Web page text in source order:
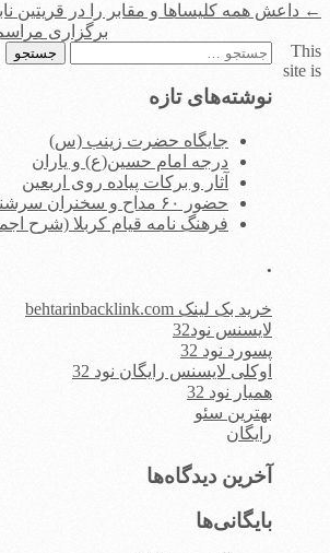
← داعش همه کلیساها و مقابر را در قریتین
برگزاری
جستجو
نوشته‌های تازه
جایگاه حضرت زینب (س)
درجه امام حسین(ع) و یاران
آثار و برکات پیاده روی اربعین
حضور ۶۰ مداح و سخنران سرشناس در اربعین امسال
فرهنگ نامه قیام کربلا (شرح
.
خرید بک لینک behtarinbacklink.com
لایسنس نود32
پسورد نود 32
اوکلی لایسنس رایگان نود 32
همیار نود 32
بهترین سئو
رایگان
آخرین دیدگاه‌ها
بایگانی‌ها
This
site is